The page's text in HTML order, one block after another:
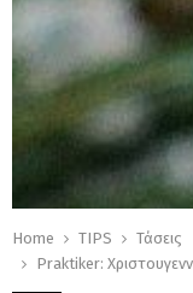
Home TIPS
Τάσεις
Praktiker: